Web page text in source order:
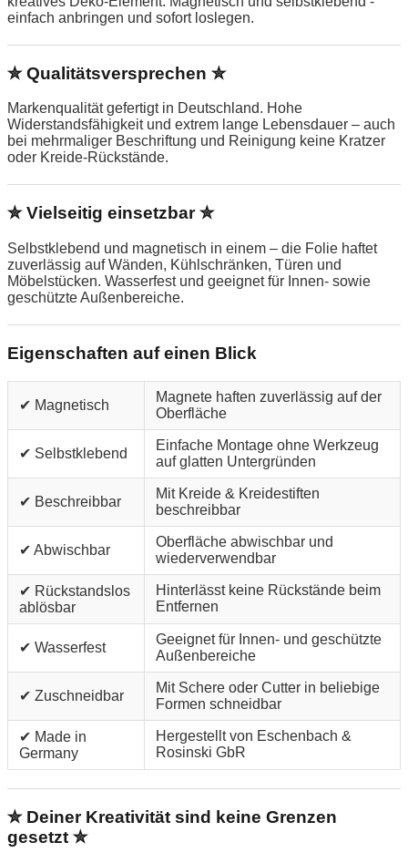
einfach anbringen und sofort loslegen.
✮ Qualitätsversprechen ✮
Markenqualität gefertigt in Deutschland. Hohe
Widerstandsfähigkeit und extrem lange Lebensdauer – auch
bei mehrmaliger Beschriftung und Reinigung keine Kratzer
oder Kreide-Rückstände.
✮ Vielseitig einsetzbar ✮
Selbstklebend und magnetisch in einem – die Folie haftet
zuverlässig auf Wänden, Kühlschränken, Türen und
Möbelstücken. Wasserfest und geeignet für Innen- sowie
geschützte Außenbereiche.
Eigenschaften auf einen Blick
✔ Magnetisch
Magnete haften zuverlässig auf der
Oberfläche
✔ Selbstklebend
Einfache Montage ohne Werkzeug
auf glatten Untergründen
✔ Beschreibbar
Mit Kreide & Kreidestiften
beschreibbar
✔ Abwischbar
Oberfläche abwischbar und
wiederverwendbar
✔ Rückstandslos
ablösbar
Hinterlässt keine Rückstände beim
Entfernen
✔ Wasserfest
Geeignet für Innen- und geschützte
Außenbereiche
✔ Zuschneidbar
Mit Schere oder Cutter in beliebige
Formen schneidbar
✔ Made in
Germany
Hergestellt von Eschenbach &
Rosinski GbR
✮ Deiner Kreativität sind keine Grenzen
gesetzt ✮